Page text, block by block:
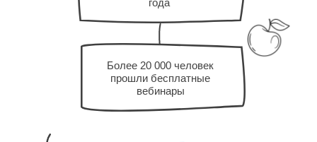
года
Более 20 000 человек
прошли бесплатные
вебинары